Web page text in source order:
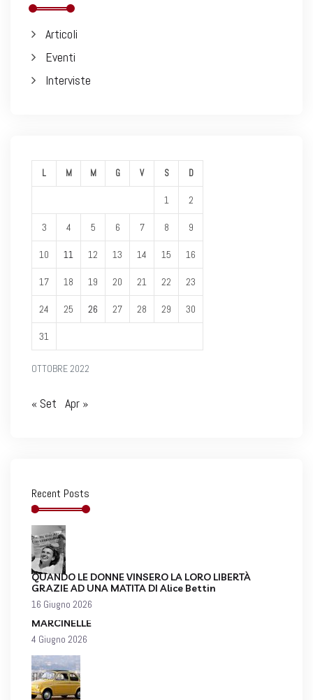
Articoli
Eventi
Interviste
OTTOBRE 2022
L M M G V S D
1 2
3 4 5 6 7 8 9
10 11 12 13 14 15 16
17 18 19 20 21 22 23
24 25 26 27 28 29 30
31
« Set Apr »
Recent Posts
QUANDO LE DONNE VINSERO LA LORO LIBERTÀ
GRAZIE AD UNA MATITA DI Alice Bettin
16 Giugno 2026
MARCINELLE
4 Giugno 2026